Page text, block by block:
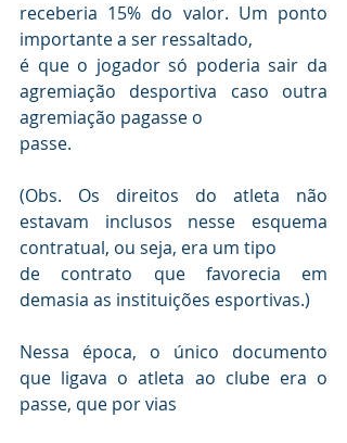
receberia 15% do valor. Um ponto
importante a ser ressaltado,
é que o jogador só poderia sair da
agremiação desportiva caso outra
agremiação pagasse o
(Obs. Os direitos do atleta não
estavam inclusos nesse esquema
contratual, ou seja, era um tipo
de contrato que favorecia em
Nessa época, o único documento
que ligava o atleta ao clube era o